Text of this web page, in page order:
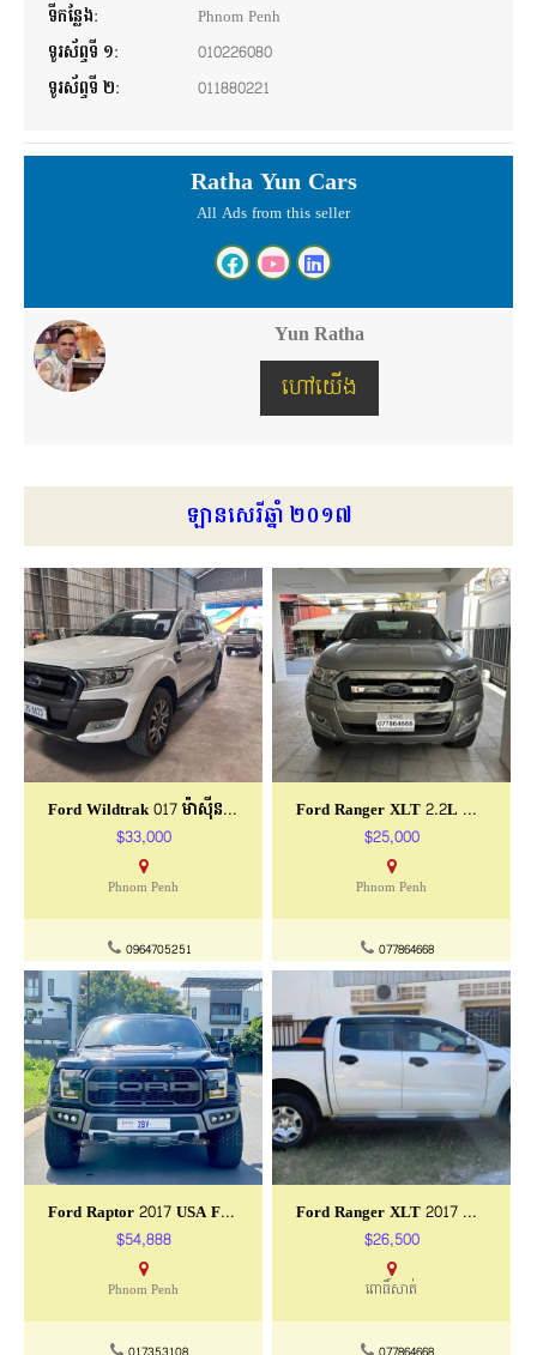
ទីកន្លែង:
Phnom Penh
ទូរស័ព្ទទី ១:
010226080
ទូរស័ព្ទទី ២:
011880221
Ratha Yun Cars
All Ads from this seller
Yun Ratha
ហៅយើង
ឡានសេរីឆ្នាំ ២០១៧
Ford Wildtrak 017 ម៉ាស៊ីន 3.2
$33,000
Phnom Penh
0964705251
Ford Ranger XLT 2.2L ឆ្នាំ2017
$25,000
Phnom Penh
077864668
Ford Raptor 2017 USA Full Option
$54,888
Phnom Penh
Ford Ranger XLT 2017 ឡានអ្នកជិះ
$26,500
ពោធិ៍សាត់